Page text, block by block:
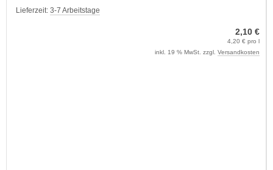
Lieferzeit: 3-7 Arbeitstage
2,10 €
4,20 € pro l
inkl. 19 % MwSt. zzgl. Versandkosten